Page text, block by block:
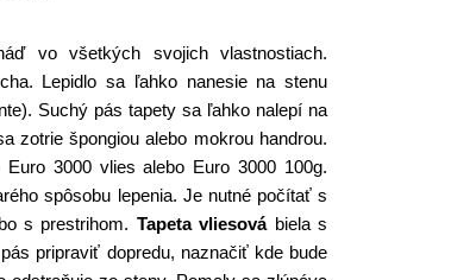
vo všetkých svojich vlastnostiach.
Lepidlo sa ľahko nanesie na stenu
Suchý pás tapety sa ľahko nalepí na
zotrie špongiou alebo mokrou handrou.
3000 vlies alebo Euro 3000 100g.
spôsobu lepenia. Je nutné počítať s
s prestrihom. Tapeta vliesovábiela s
pripraviť dopredu, naznačiť kde bude